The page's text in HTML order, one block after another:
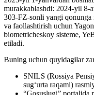
murakkablashdi: 2024-yil 8-
303‑FZ‑sonli yangi
va faollashtirish uchun
biometricheskoy sisteme,
etiladi.
Buning uchun quyidagilar
SNILS (Rossiya
sug‘urta raqami)
“Gosuslugi” portalida